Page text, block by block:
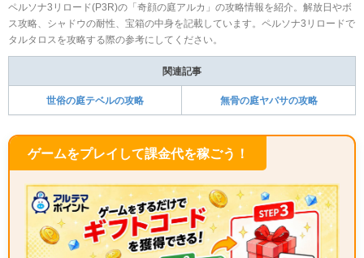
ペルソナ3リロード(P3R)の「奇顔の庭アルカ」の攻略情報を紹介。解放日やボ
ス攻略、シャドウの耐性、宝箱の中身を記載しています。ペルソナ3リロードで
タルタロスを攻略する際の参考にしてください。
関連記事
世俗の庭テベルの攻略 無骨の庭ヤバサの攻略
ゲームをプレイして課金代を稼ごう！